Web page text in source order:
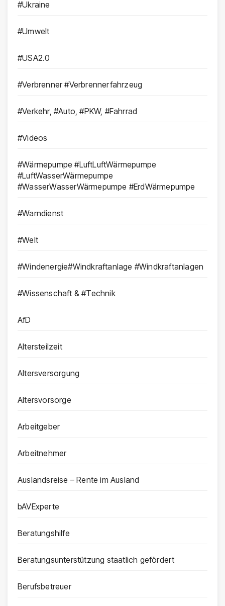
#Ukraine
#Umwelt
#USA2.0
#Verbrenner #Verbrennerfahrzeug
#Verkehr, #Auto, #PKW, #Fahrrad
#Videos
#Wärmepumpe #LuftLuftWärmepumpe
#LuftWasserWärmepumpe
#WasserWasserWärmepumpe #ErdWärmepumpe
#Warndienst
#Welt
#Windenergie#Windkraftanlage #Windkraftanlagen
#Wissenschaft & #Technik
AfD
Altersteilzeit
Altersversorgung
Altersvorsorge
Arbeitgeber
Arbeitnehmer
Auslandsreise – Rente im Ausland
bAVExperte
Beratungshilfe
Beratungsunterstützung staatlich gefördert
Berufsbetreuer